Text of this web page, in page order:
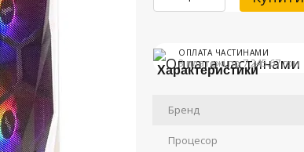
ОПЛАТА ЧАСТИНАМИ
3 платежі по 7 245.67 грн
Характеристики
Бренд
Процесор